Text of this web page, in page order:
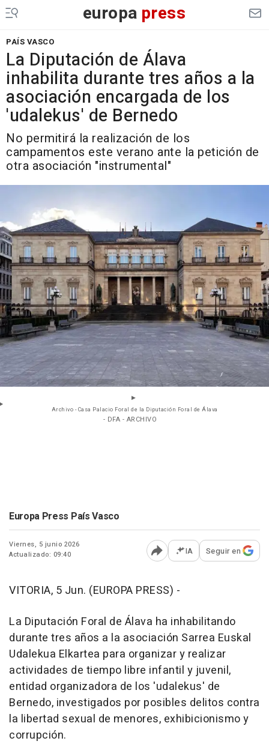
europa press
PAÍS VASCO
La Diputación de Álava
inhabilita durante tres años a la
asociación encargada de los
'udalekus' de Bernedo
No permitirá la realización de los
campamentos este verano ante la petición de
otra asociación "instrumental"
Archivo - Casa Palacio Foral de la Diputación Foral de Álava
- DFA - ARCHIVO
Europa Press País Vasco
Viernes, 5 junio 2026
Actualizado: 09:40
Abrir opciones para
IA Seguir en
VITORIA, 5 Jun. (EUROPA PRESS) -
La Diputación Foral de Álava ha inhabilitando
durante tres años a la asociación Sarrea Euskal
Udalekua Elkartea para organizar y realizar
actividades de tiempo libre infantil y juvenil,
entidad organizadora de los 'udalekus' de
Bernedo, investigados por posibles delitos contra
la libertad sexual de menores, exhibicionismo y
corrupción.